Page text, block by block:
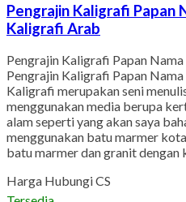
Pengrajin Kaligrafi Papan
Kaligrafi Arab
Pengrajin Kaligrafi Papan
Pengrajin Kaligrafi Papan
Kaligrafi merupakan seni
menggunakan media berupa
alam seperti yang akan saya
menggunakan batu marmer
batu marmer dan granit dengan
Harga Hubungi CS